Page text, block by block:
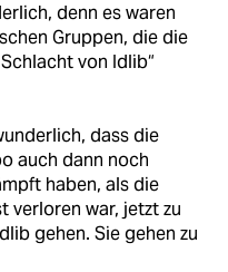
denn es waren
Gruppen, die die
von Idlib“
dass die
auch dann noch
haben, als die
verloren war, jetzt zu
gehen. Sie gehen zu